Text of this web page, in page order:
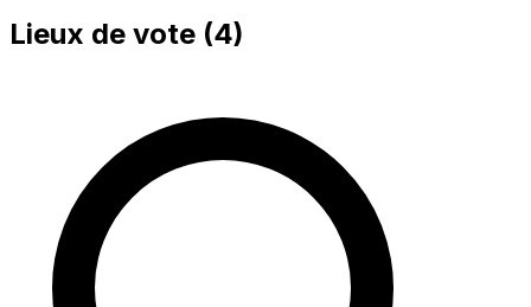
Lieux de vote (4)